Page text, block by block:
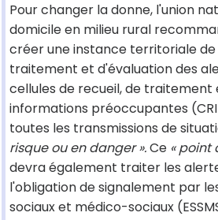
Pour changer la donne, l'union
domicile en milieu rural
créer une instance territoriale de
traitement et d'évaluation des
cellules de recueil, de traitement
informations préoccupantes
toutes les transmissions de
risque ou en danger ».Ce « point
devra également traiter les
l'obligation de signalement par
sociaux et médico-sociaux